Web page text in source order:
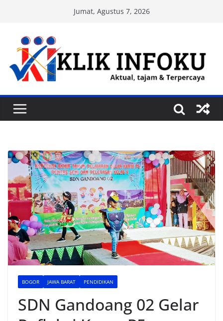
content
Jumat, Agustus 7, 2026
BOGOR JAWA BARAT PENDIDIKAN
SDN Gandoang 02 Gelar